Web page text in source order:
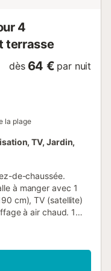
4
terrasse
dès 64 € par nuit
la plage
TV, Jardin,
de-chaussée.
à manger avec 1
cm), TV (satellite)
à air chaud. 1
pain, bouilloire
Douche/WC.
Chauffage pas